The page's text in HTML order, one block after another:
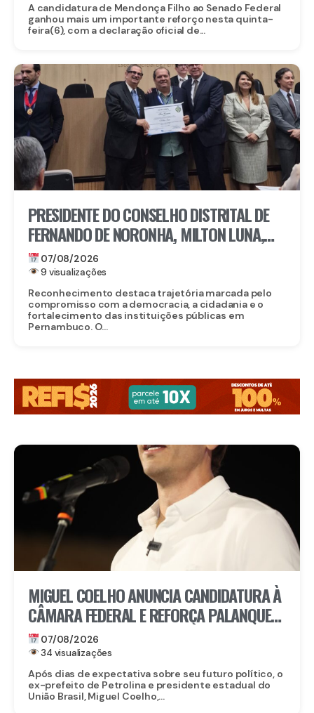
A candidatura de Mendonça Filho ao Senado Federal
ganhou mais um importante reforço nesta quinta-
feira(6), com a declaração oficial de...
PRESIDENTE DO CONSELHO DISTRITAL DE
FERNANDO DE NORONHA, MILTON LUNA,
RECEBE MEDALHA DO MÉRITO ELEITORAL
FREI CANECA, UMA DAS MAIORES
HONRARIAS DO TRE-PE
07/08/2026
9 visualizações
Reconhecimento destaca trajetória marcada pelo
compromisso com a democracia, a cidadania e o
fortalecimento das instituições públicas em
Pernambuco. O...
MIGUEL COELHO ANUNCIA CANDIDATURA À
CÂMARA FEDERAL E REFORÇA PALANQUE
DE RAQUEL LYRA EM PERNAMBUCO
07/08/2026
34 visualizações
Após dias de expectativa sobre seu futuro político, o
ex-prefeito de Petrolina e presidente estadual do
União Brasil, Miguel Coelho,...